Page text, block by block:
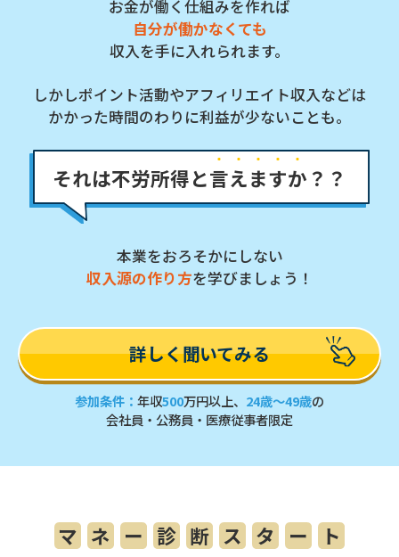
お金が働く仕組みを作れば
自分が働かなくても
収入を手に入れられます。
しかしポイント活動やアフィリエイト収入などは
かかった時間のわりに利益が少ないことも。
それは不労所得と言えますか ？？
本業をおろそかにしない
収入源の作り方を学びましょう！
詳しく聞いてみる
参加条件： 年収500万円以上、 24歳～49歳の
会社員・公務員・医療従事者限定
マ ネ ー 診 断 ス タ ー ト